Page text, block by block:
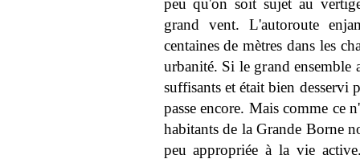
peu qu'on soit sujet au
grand vent. L'autoroute
centaines de mètres dans les
urbanité. Si le grand ensemble
suffisants et était bien desservi
passe encore. Mais comme ce
habitants de la Grande Borne
peu appropriée à la vie